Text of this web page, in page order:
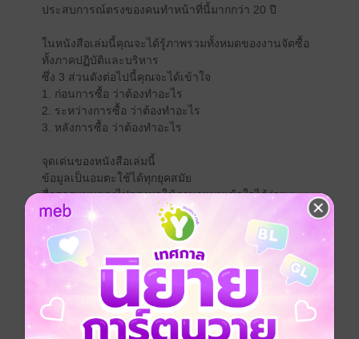
ประสบการณ์ตรงของคนทำหน้าที่นี้มากกว่า 20 ปี
ในหนังสือเล่มนี้คุณจะได้รู้ภาพรวมทั้งหมดของงานจัดซื้อ
ทั้งภาคปฏิบัติและบริหาร
ซึ่ง 3 ส่วนดังต่อไปนี้คุณจะได้เข้าใจ
1. ก่อนการซื้อ ว่าต้องทำอะไร
2. ระหว่างการซื้อ ว่าต้องทำอะไร
3. หลังการซื้อ ว่าต้องทำอะไร
จุดเด่นของหนังสือเล่มนี้
ข้อมูลเป็นอมตะใช้ได้ทุกยุคสมัย
สื่อสารแบบตรงไปตรงมาใช้ภาษาแบบเข้าใจได้ง่าย ๆ
เป็นความรู้จากประสบการณ์ตรงจากคนทำหน้าที่นี้
ครูรวบรวมเนื้อหาจากประสบการณ์มากว่า 20 ปี ทั้งระดับ
ปฏิบัติการ ผู้จัดการ ผู้บริหาร เจ้าของบริษัท
แหล่งความรู้ได้จาก
- รุ่นพี่ที่สอนกันมารุ่นต่อรุ่น
- จากการแลกเปลี่ยนความคิดเห็นกับเจ้าของบริษัทหลาย ๆ